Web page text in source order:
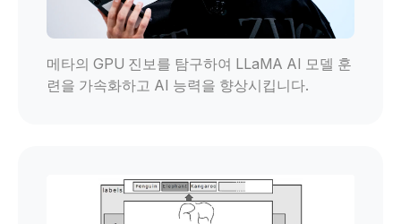
메타의 GPU 진보를 탐구하여 LLaMA AI 모델 훈
련을 가속화하고 AI 능력을 향상시킵니다.